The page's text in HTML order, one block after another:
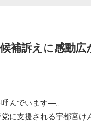
補訴えに感動
んでいます―。
に支援される宇都宮け